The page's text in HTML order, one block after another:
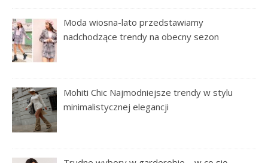
Moda wiosna-lato przedstawiamy
nadchodzące trendy na obecny sezon
Mohiti Chic Najmodniejsze trendy w stylu
minimalistycznej elegancji